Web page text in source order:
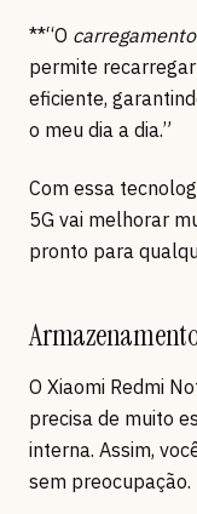
**“O
permite
eficiente,
o meu dia a dia.”
Com essa
5G vai melhorar
pronto para
O Xiaomi Redmi
precisa de muito
interna. Assim,
sem preocupação.